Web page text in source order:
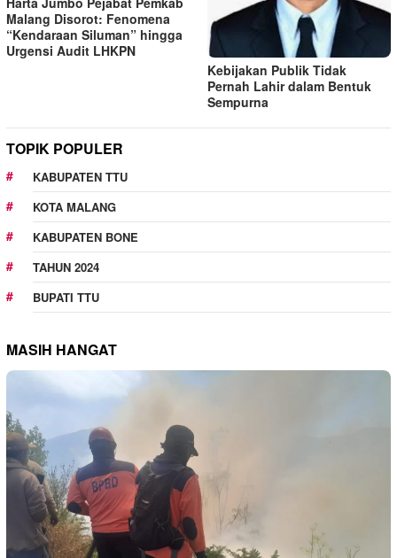
Malang Disorot: Fenomena
“Kendaraan Siluman” hingga
Urgensi Audit LHKPN
Kebijakan Publik Tidak
Pernah Lahir dalam Bentuk
Sempurna
TOPIK POPULER
KABUPATEN TTU
KOTA MALANG
KABUPATEN BONE
TAHUN 2024
BUPATI TTU
MASIH HANGAT